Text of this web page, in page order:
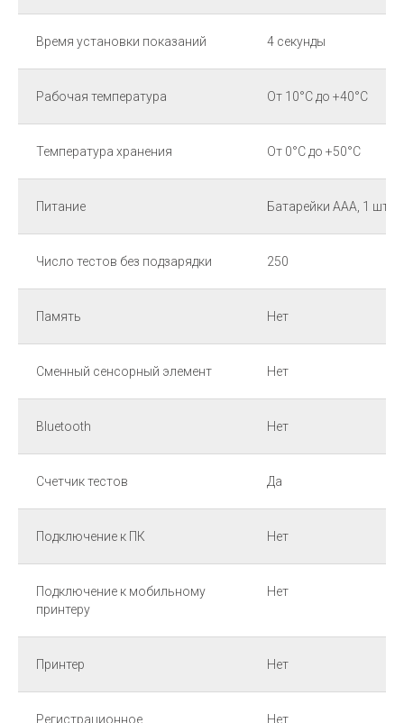
Время установки показаний 4 секунды
Рабочая температура От 10°С до +40°С
Температура хранения От 0°С до +50°С
Питание Батарейки ААА, 1 шт.
Число тестов без подзарядки 250
Память Нет
Сменный сенсорный элемент Нет
Bluetooth Нет
Счетчик тестов Да
Подключение к ПК Нет
Подключение к мобильному
принтеру
Нет
Принтер Нет
Регистрационное Нет